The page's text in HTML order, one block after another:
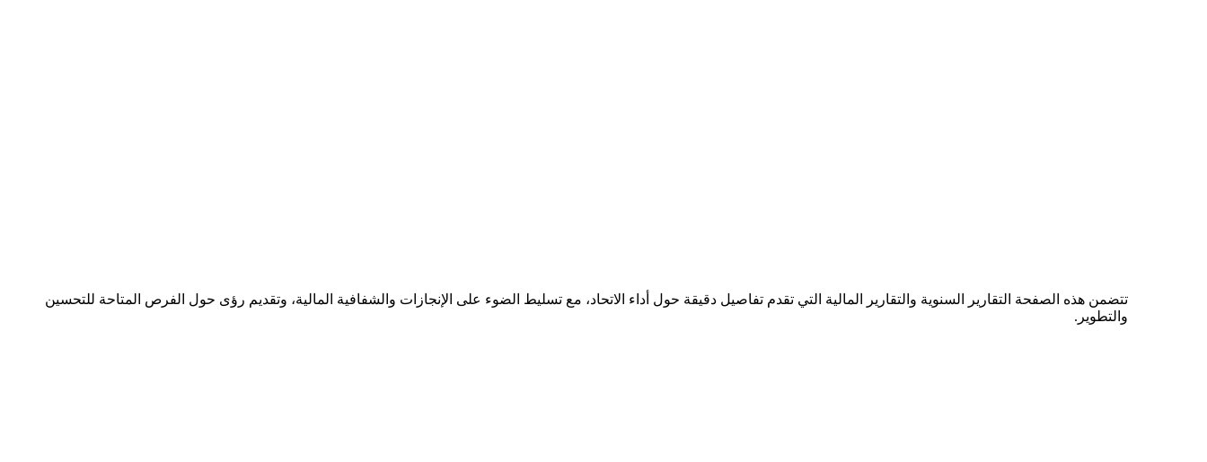
تتضمن هذه الصفحة التقارير السنوية والتقارير المالية التي تقدم تفاصيل دقيقة حول أداء الاتحاد، مع تسليط الضوء على الإنجازات والشفافية المالية، وتقديم رؤى حول الفرص المتاحة للتحسين
والتطوير.